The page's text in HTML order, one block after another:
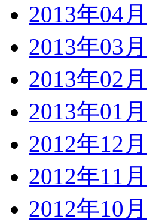
2013年04月
2013年03月
2013年02月
2013年01月
2012年12月
2012年11月
2012年10月